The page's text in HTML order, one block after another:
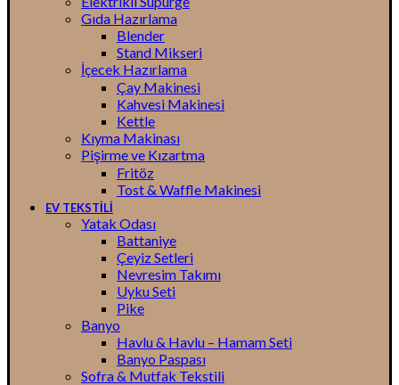
Gıda Hazırlama
Blender
Stand Mikseri
İçecek Hazırlama
Çay Makinesi
Kahvesi Makinesi
Kettle
Kıyma Makinası
Pişirme ve Kızartma
Fritöz
Tost & Waffle Makinesi
EV TEKSTİLİ
Yatak Odası
Battaniye
Çeyiz Setleri
Nevresim Takımı
Uyku Seti
Pike
Banyo
Havlu & Havlu – Hamam Seti
Banyo Paspası
Sofra & Mutfak Tekstili